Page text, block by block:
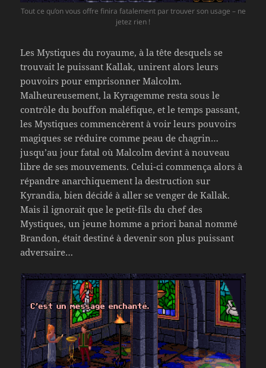
Tout ce qu’on vous offre finira fatalement par trouver son usage – ne
jetez rien !
Les Mystiques du royaume, à la tête desquels se
trouvait le puissant Kallak, unirent alors leurs
pouvoirs pour emprisonner Malcolm.
Malheureusement, la Kyragemme resta sous le
contrôle du bouffon maléfique, et le temps passant,
les Mystiques commencèrent à voir leurs pouvoirs
magiques se réduire comme peau de chagrin…
jusqu’au jour fatal où Malcolm devint à nouveau
libre de ses mouvements. Celui-ci commença alors à
répandre anarchiquement la destruction sur
Kyrandia, bien décidé à aller se venger de Kallak.
Mais il ignorait que le petit-fils du chef des
Mystiques, un jeune homme a priori banal nommé
Brandon, était destiné à devenir son plus puissant
adversaire…